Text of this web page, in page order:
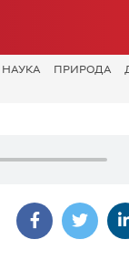
НАУКА ПРИРОДА